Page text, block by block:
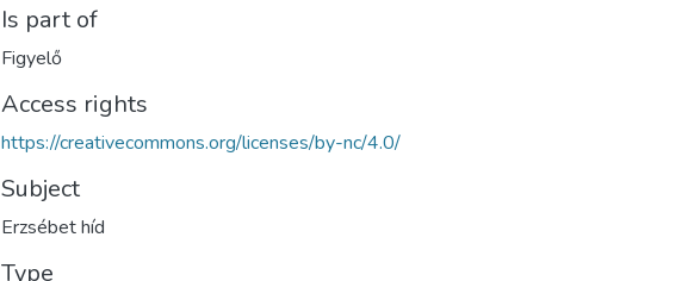
Is part of
Figyelő
Access rights
https://creativecommons.org/licenses/by-nc/4.0/
Subject
Erzsébet híd
Type